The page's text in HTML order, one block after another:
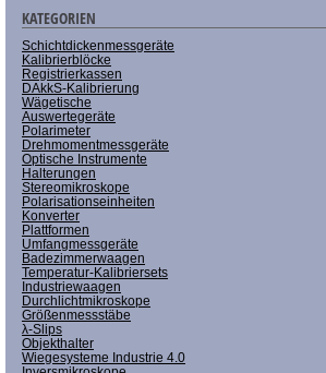
KATEGORIEN
Schichtdickenmessgeräte
Kalibrierblöcke
Registrierkassen
DAkkS-Kalibrierung
Wägetische
Auswertegeräte
Polarimeter
Drehmomentmessgeräte
Optische Instrumente
Halterungen
Stereomikroskope
Polarisationseinheiten
Konverter
Plattformen
Umfangmessgeräte
Badezimmerwaagen
Temperatur-Kalibriersets
Industriewaagen
Durchlichtmikroskope
Größenmessstäbe
λ-Slips
Objekthalter
Wiegesysteme Industrie 4.0